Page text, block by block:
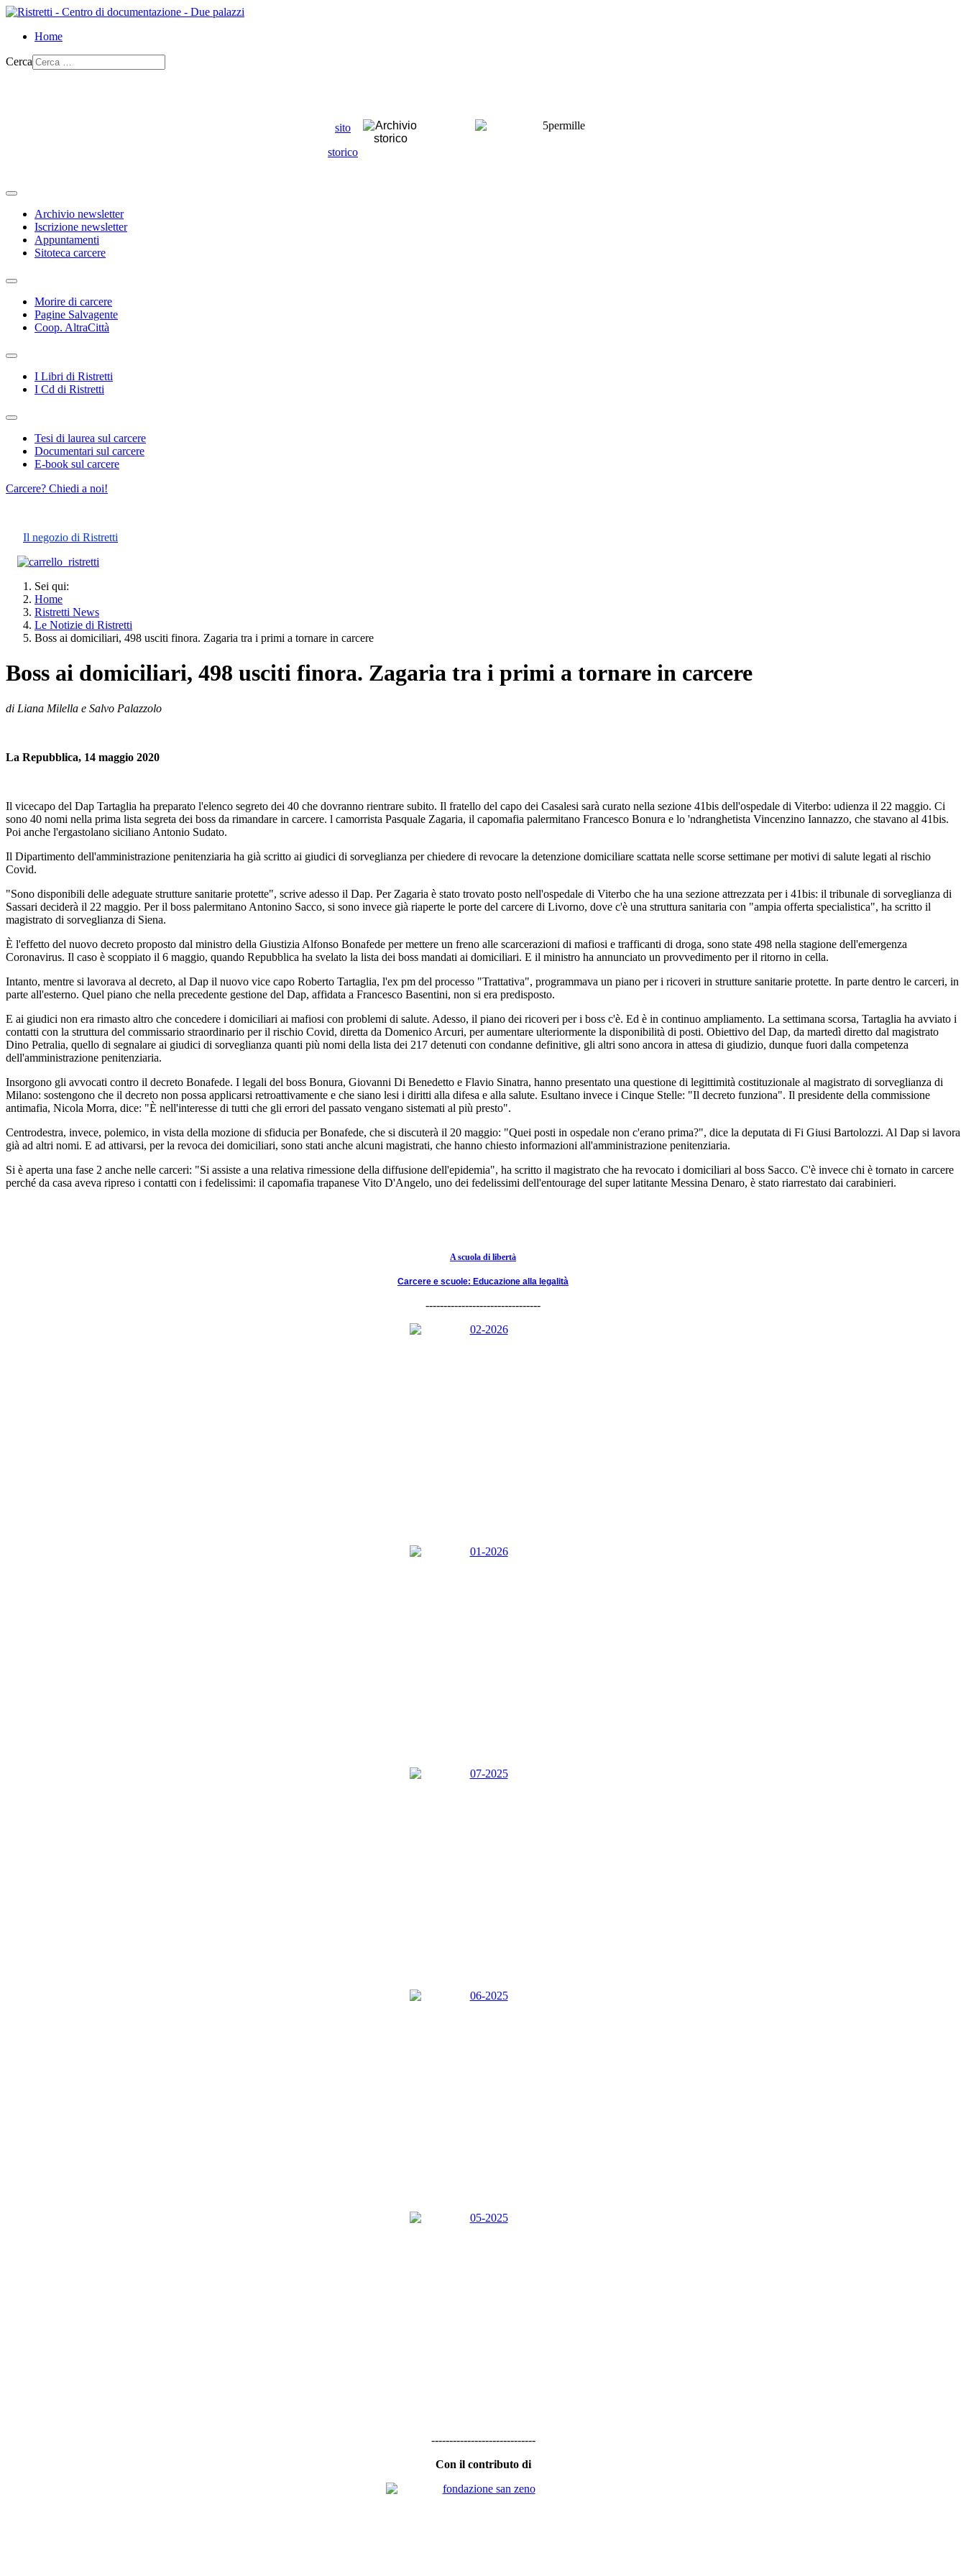
Home
Cerca
sito
storico
Archivio newsletter
Iscrizione newsletter
Appuntamenti
Sitoteca carcere
Morire di carcere
Pagine Salvagente
Coop. AltraCittà
I Libri di Ristretti
I Cd di Ristretti
Tesi di laurea sul carcere
Documentari sul carcere
E-book sul carcere
Carcere? Chiedi a noi!
Il negozio di Ristretti
Sei qui:
Home
Ristretti News
Le Notizie di Ristretti
Boss ai domiciliari, 498 usciti finora. Zagaria tra i primi a tornare in carcere
Boss ai domiciliari, 498 usciti finora. Zagaria tra i primi a tornare in carcere
di Liana Milella e Salvo Palazzolo
La Repubblica, 14 maggio 2020
Il vicecapo del Dap Tartaglia ha preparato l'elenco segreto dei 40 che dovranno rientrare subito. Il fratello del capo dei Casalesi sarà curato nella sezione 41bis dell'ospedale di Viterbo: udienza il 22 maggio. Ci
sono 40 nomi nella prima lista segreta dei boss da rimandare in carcere. l camorrista Pasquale Zagaria, il capomafia palermitano Francesco Bonura e lo 'ndranghetista Vincenzino Iannazzo, che stavano al 41bis.
Poi anche l'ergastolano siciliano Antonio Sudato.
Il Dipartimento dell'amministrazione penitenziaria ha già scritto ai giudici di sorveglianza per chiedere di revocare la detenzione domiciliare scattata nelle scorse settimane per motivi di salute legati al rischio
Covid.
"Sono disponibili delle adeguate strutture sanitarie protette", scrive adesso il Dap. Per Zagaria è stato trovato posto nell'ospedale di Viterbo che ha una sezione attrezzata per i 41bis: il tribunale di sorveglianza di
Sassari deciderà il 22 maggio. Per il boss palermitano Antonino Sacco, si sono invece già riaperte le porte del carcere di Livorno, dove c'è una struttura sanitaria con "ampia offerta specialistica", ha scritto il
magistrato di sorveglianza di Siena.
È l'effetto del nuovo decreto proposto dal ministro della Giustizia Alfonso Bonafede per mettere un freno alle scarcerazioni di mafiosi e trafficanti di droga, sono state 498 nella stagione dell'emergenza
Coronavirus. Il caso è scoppiato il 6 maggio, quando Repubblica ha svelato la lista dei boss mandati ai domiciliari. E il ministro ha annunciato un provvedimento per il ritorno in cella.
Intanto, mentre si lavorava al decreto, al Dap il nuovo vice capo Roberto Tartaglia, l'ex pm del processo "Trattativa", programmava un piano per i ricoveri in strutture sanitarie protette. In parte dentro le carceri, in
parte all'esterno. Quel piano che nella precedente gestione del Dap, affidata a Francesco Basentini, non si era predisposto.
E ai giudici non era rimasto altro che concedere i domiciliari ai mafiosi con problemi di salute. Adesso, il piano dei ricoveri per i boss c'è. Ed è in continuo ampliamento. La settimana scorsa, Tartaglia ha avviato i
contatti con la struttura del commissario straordinario per il rischio Covid, diretta da Domenico Arcuri, per aumentare ulteriormente la disponibilità di posti. Obiettivo del Dap, da martedì diretto dal magistrato
Dino Petralia, quello di segnalare ai giudici di sorveglianza quanti più nomi della lista dei 217 detenuti con condanne definitive, gli altri sono ancora in attesa di giudizio, dunque fuori dalla competenza
dell'amministrazione penitenziaria.
Insorgono gli avvocati contro il decreto Bonafede. I legali del boss Bonura, Giovanni Di Benedetto e Flavio Sinatra, hanno presentato una questione di legittimità costituzionale al magistrato di sorveglianza di
Milano: sostengono che il decreto non possa applicarsi retroattivamente e che siano lesi i diritti alla difesa e alla salute. Esultano invece i Cinque Stelle: "Il decreto funziona". Il presidente della commissione
antimafia, Nicola Morra, dice: "È nell'interesse di tutti che gli errori del passato vengano sistemati al più presto".
Centrodestra, invece, polemico, in vista della mozione di sfiducia per Bonafede, che si discuterà il 20 maggio: "Quei posti in ospedale non c'erano prima?", dice la deputata di Fi Giusi Bartolozzi. Al Dap si lavora
già ad altri nomi. E ad attivarsi, per la revoca dei domiciliari, sono stati anche alcuni magistrati, che hanno chiesto informazioni all'amministrazione penitenziaria.
Si è aperta una fase 2 anche nelle carceri: "Si assiste a una relativa rimessione della diffusione dell'epidemia", ha scritto il magistrato che ha revocato i domiciliari al boss Sacco. C'è invece chi è tornato in carcere
perché da casa aveva ripreso i contatti con i fedelissimi: il capomafia trapanese Vito D'Angelo, uno dei fedelissimi dell'entourage del super latitante Messina Denaro, è stato riarrestato dai carabinieri.
A scuola di libertà
Carcere e scuole: Educazione alla legalità
--------------------------------
-----------------------------
Con il contributo di